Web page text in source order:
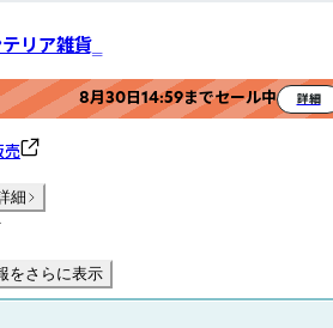
リア雑貨‗
8月30日14:59までセール中 詳細
売
細
をさらに表示